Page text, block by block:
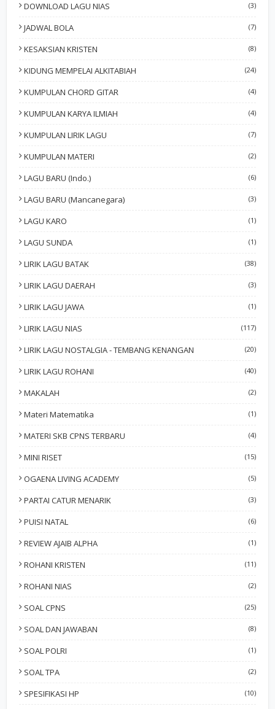
DOWNLOAD LAGU NIAS (3)
JADWAL BOLA (7)
KESAKSIAN KRISTEN (8)
KIDUNG MEMPELAI ALKITABIAH (24)
KUMPULAN CHORD GITAR (4)
KUMPULAN KARYA ILMIAH (4)
KUMPULAN LIRIK LAGU (7)
KUMPULAN MATERI (2)
LAGU BARU (Indo.) (6)
LAGU BARU (Mancanegara) (3)
LAGU KARO (1)
LAGU SUNDA (1)
LIRIK LAGU BATAK (38)
LIRIK LAGU DAERAH (3)
LIRIK LAGU JAWA (1)
LIRIK LAGU NIAS (117)
LIRIK LAGU NOSTALGIA - TEMBANG KENANGAN (20)
LIRIK LAGU ROHANI (40)
MAKALAH (2)
Materi Matematika (1)
MATERI SKB CPNS TERBARU (4)
MINI RISET (15)
OGAENA LIVING ACADEMY (5)
PARTAI CATUR MENARIK (3)
PUISI NATAL (6)
REVIEW AJAIB ALPHA (1)
ROHANI KRISTEN (11)
ROHANI NIAS (2)
SOAL CPNS (25)
SOAL DAN JAWABAN (8)
SOAL POLRI (1)
SOAL TPA (2)
SPESIFIKASI HP (10)